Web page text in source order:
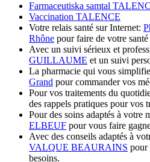
Farmaceutiska samtal
Vaccination TALENCE
Votre relais santé sur Internet:
Rhône pour faire de votre
Avec un suivi sérieux et
GUILLAUME et un suivi
La pharmacie qui vous
Grand pour commander vos
Pour vos traitements du
des rappels pratiques pour vos
Pour des soins adaptés à votre
ELBEUF pour vous faire
Avec des conseils adaptés à
VALQUE BEAURAINS pour
besoins.